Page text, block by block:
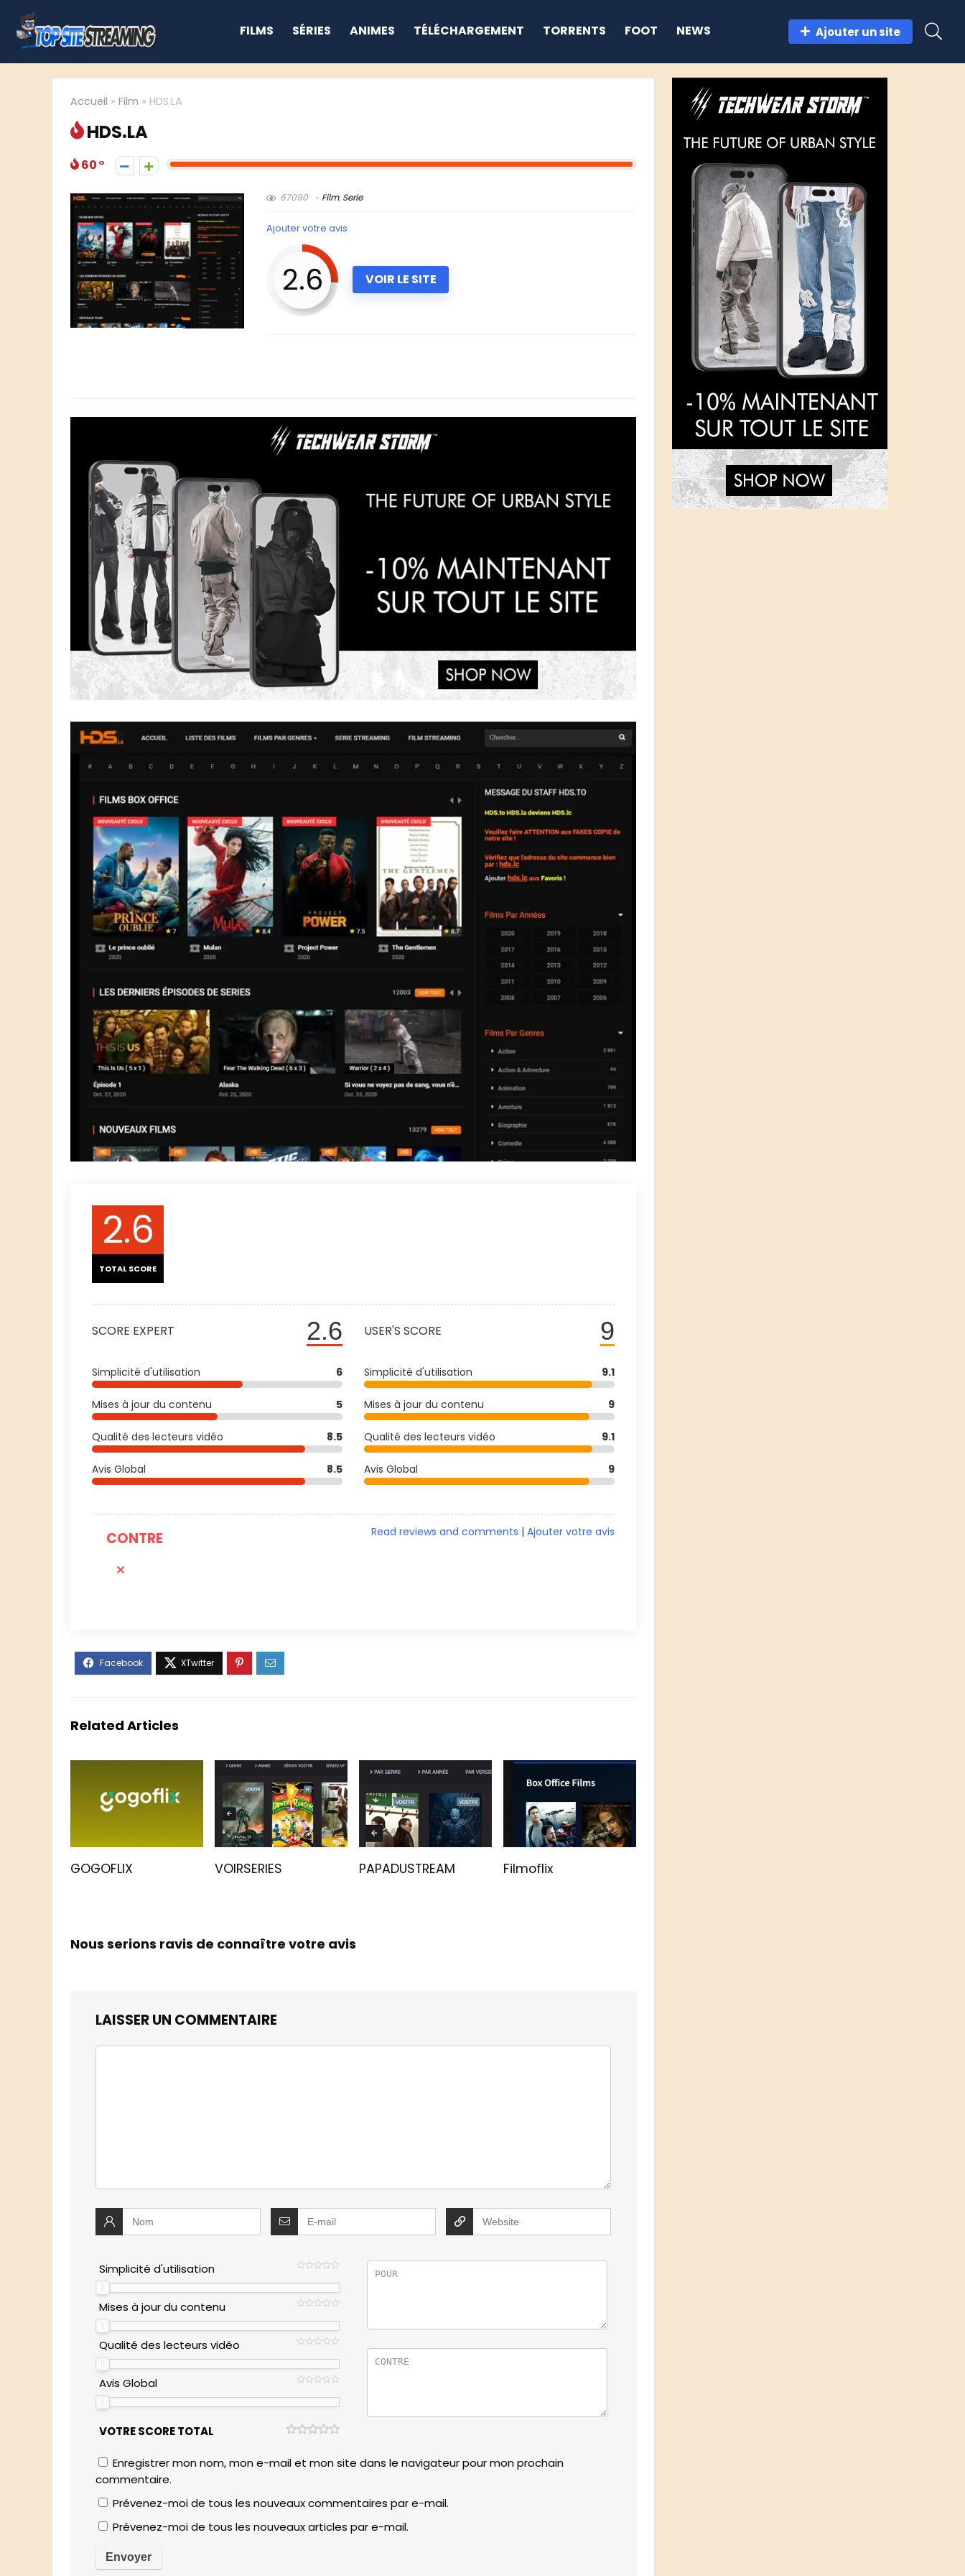
FILMS SÉRIES ANIMES TÉLÉCHARGEMENT TORRENTS FOOT NEWS Ajouter un site
Accueil » Film » HDS.LA
HDS.LA
60
67090 Film, Serie
Ajouter votre avis
2.6 VOIR LE SITE
2.6
TOTAL SCORE
2.6
SCORE EXPERT
Simplicité d'utilisation 6
Mises à jour du contenu 5
Qualité des lecteurs vidéo 8.5
Avis Global 8.5
9
USER'S SCORE
Simplicité d'utilisation 9.1
Mises à jour du contenu 9
Qualité des lecteurs vidéo 9.1
Avis Global 9
CONTRE Ajouter votre avis
|
Read reviews and comments
Related Articles
GOGOFLIX VOIRSERIES PAPADUSTREAM Filmoflix
Nous serions ravis de connaître votre avis
LAISSER UN COMMENTAIRE
Simplicité d'utilisation
Mises à jour du contenu
Qualité des lecteurs vidéo
Avis Global
VOTRE SCORE TOTAL
Enregistrer mon nom, mon e-mail et mon site dans le navigateur pour mon prochain
commentaire.
Prévenez-moi de tous les nouveaux commentaires par e-mail.
Prévenez-moi de tous les nouveaux articles par e-mail.